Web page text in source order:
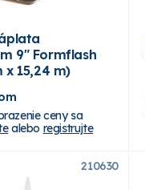
9" Formflash
x 15,24 m)
ceny sa
alebo registrujte
210630